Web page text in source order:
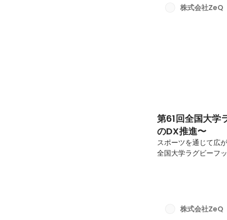
ZeQの文化を日々つ
株式会社ZeQ
第61回全国大学
のDX推進〜
スポーツを通じて広
全国大学ラグビーフ
た今回の機会は、当
結。大学スポーツの
株式会社ZeQ